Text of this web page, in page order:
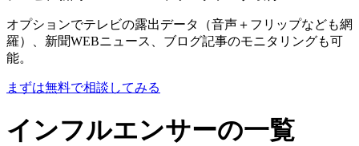
オプションでテレビの露出データ（音声＋フリップなども網
羅）、新聞WEBニュース、ブログ記事のモニタリングも可
能。
まずは無料で相談してみる
インフルエンサーの一覧